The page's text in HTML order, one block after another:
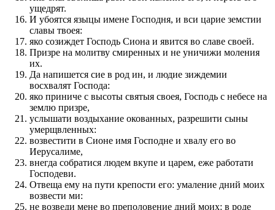
ущедрят.
И убоятся языцы имене Господня, и вси царие земстии
славы твоея:
яко созиждет Господь Сиона и явится во славе своей.
Призре на молитву смиренных и не уничижи моления
их.
Да напишется сие в род ин, и людие зиждемии
восхвалят Господа:
яко приниче с высоты святыя своея, Господь с небесе на
землю призре,
услышати воздыхание окованных, разрешити сыны
умерщвленных:
возвестити в Сионе имя Господне и хвалу его во
Иерусалиме,
внегда собратися людем вкупе и царем, еже работати
Господеви.
Отвеща ему на пути крепости его: умаление дний моих
возвести ми:
не возведи мене во преполовение дний моих: в роде